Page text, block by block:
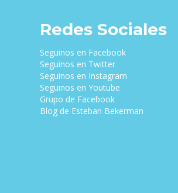
Redes Sociales
Seguinos en Facebook
Seguinos en Twitter
Seguinos en Instagram
Seguinos en Youtube
Grupo de Facebook
Blog de Esteban Bekerman